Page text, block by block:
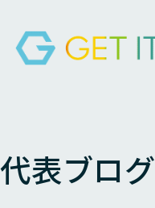
代表ブログ